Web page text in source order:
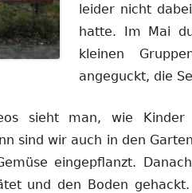
leider nicht
hatte. Im Mai
kleinen
angeguckt, die
sieht man, wie Kinder
sind wir auch in den
eingepflanzt.
und den Boden